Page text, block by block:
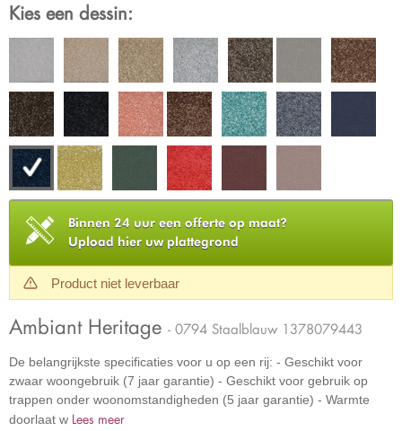
Kies een dessin:
Binnen 24 uur een offerte op maat?
Upload hier uw plattegrond
Product niet leverbaar
Ambiant Heritage - 0794 Staalblauw 1378079443
De belangrijkste specificaties voor u op een rij: - Geschikt voor
zwaar woongebruik (7 jaar garantie) - Geschikt voor gebruik op
trappen onder woonomstandigheden (5 jaar garantie) - Warmte
doorlaat w Lees meer